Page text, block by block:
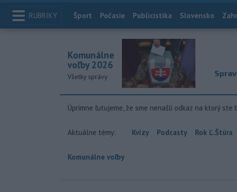
RUBRIKY Index
Šport Počasie Publicistika Slovensko
Komunálne
voľby 2026
Všetky správy
Úprimne ľutujeme, že sme nenašli odkaz na ktorý
Aktuálne témy: Kvízy Podcasty Rok Ľ.Štúra
Komunálne voľby